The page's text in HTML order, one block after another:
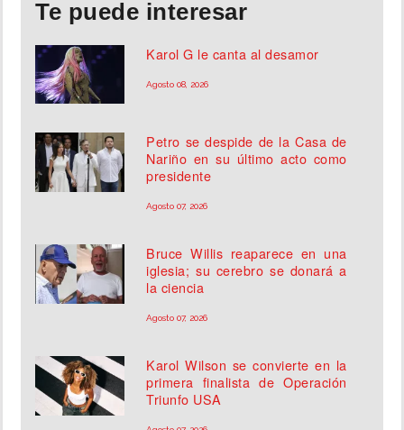
Te puede interesar
Karol G le canta al desamor
Agosto 08, 2026
Petro se despide de la Casa de
Nariño en su último acto como
presidente
Agosto 07, 2026
Bruce Willis reaparece en una
iglesia; su cerebro se donará a
la ciencia
Agosto 07, 2026
Karol Wilson se convierte en la
primera finalista de Operación
Triunfo USA